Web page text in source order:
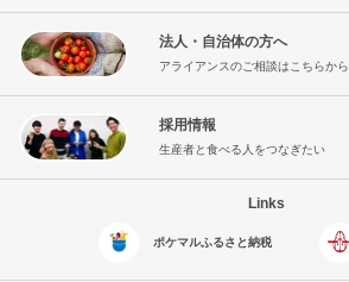
法人・自治体の方へ
アライアンスのご相談はこちらから
採用情報
生産者と食べる人をつなぎたい
Links
ポケマルふるさと納税